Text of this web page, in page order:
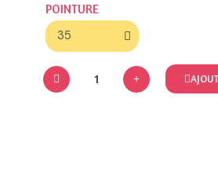
POINTURE